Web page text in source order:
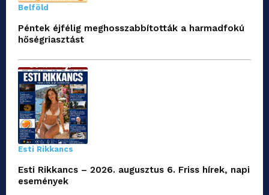
Belföld
Péntek éjfélig meghosszabbították a harmadfokú
hőségriasztást
Esti Rikkancs
Esti Rikkancs – 2026. augusztus 6. Friss hírek, napi
események